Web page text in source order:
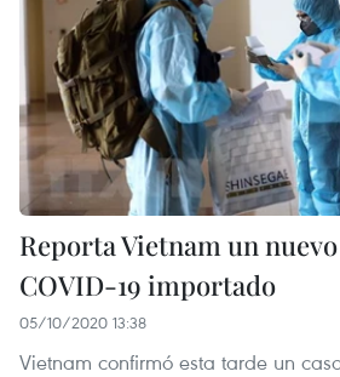
Reporta Vietnam un
COVID-19 importado
05/10/2020 13:38
Vietnam confirmó esta tarde un